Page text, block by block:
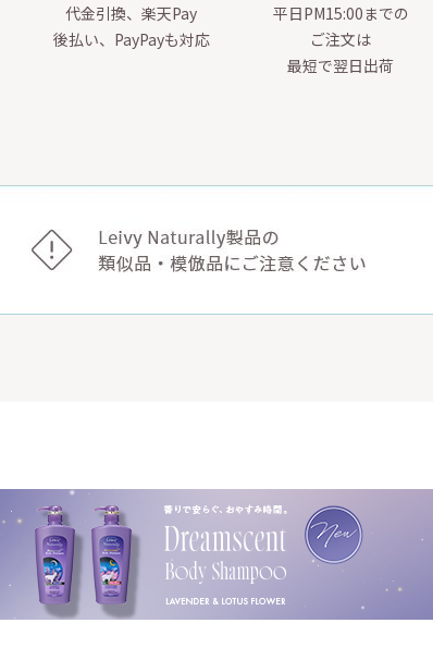
代金引換、楽天Pay
後払い、PayPayも対応
平日PM15:00までの
ご注文は
最短で翌日出荷